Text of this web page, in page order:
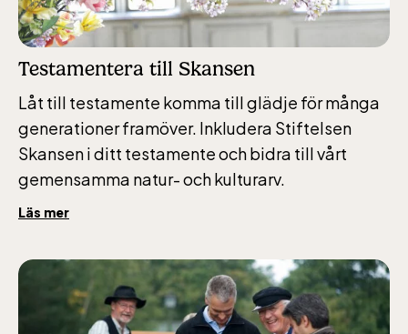
Testamentera till Skansen
Låt till testamente komma till glädje för många
generationer framöver. Inkludera Stiftelsen
Skansen i ditt testamente och bidra till vårt
gemensamma natur- och kulturarv.
Läs mer
Bergbanan
Bergbanan har
öppet under
påsken, helger i
april och därefter
Bergbanan kostar
35:- för uppfärd
och nedfärd för alla